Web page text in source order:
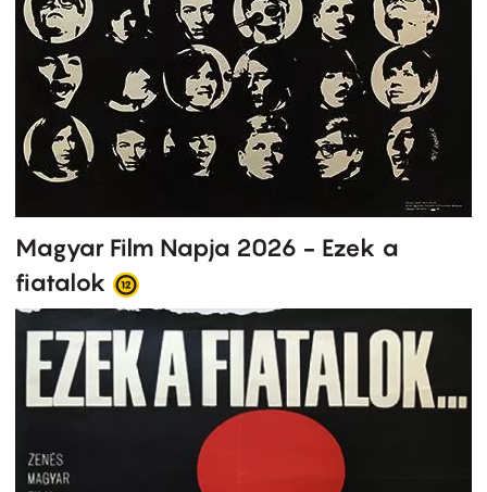
Magyar Film Napja 2026 - Ezek a
fiatalok